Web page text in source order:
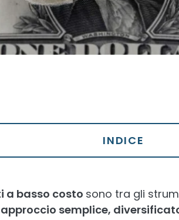
INDICE
a basso costo sono tra gli
semplice,